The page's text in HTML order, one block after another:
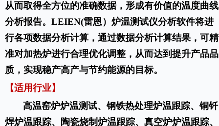
从而取得全方位的准确数据，形成有价值的温度曲线
分析报告。LEIEN(雷恩）炉温测试仪分析软件将进
行各项数据分析计算，通过数据分析计算结果，可精
准对加热炉进行合理优化调整，从而达到提升产品品
质，实现稳产高产与节约能源的目标。
【适用行业】
高温窑炉炉温测试、钢铁热处理炉温跟踪、铜钎
焊炉温跟踪、
陶瓷烧制炉温跟踪、 真空炉炉温跟踪、